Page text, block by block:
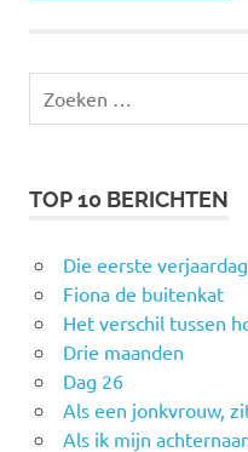
naar:
TOP 10 BERICHTEN
Die eerste verjaardag
Fiona de buitenkat
Het verschil tussen
Drie maanden
Dag 26
Als een jonkvrouw,
Als ik mijn